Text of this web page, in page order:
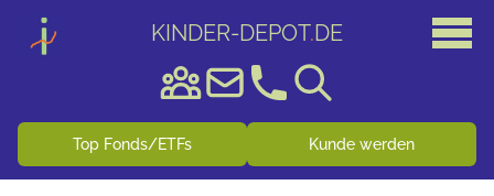
KINDER-DEPOT.DE
Top Fonds/ETFs Kunde werden